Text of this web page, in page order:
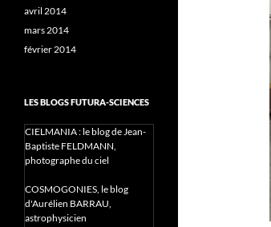
avril 2014
mars 2014
février 2014
LES BLOGS FUTURA-SCIENCES
CIELMANIA : le blog de Jean-
Baptiste FELDMANN,
photographe du ciel
COSMOGONIES, le blog
d'Aurélien BARRAU,
astrophysicien